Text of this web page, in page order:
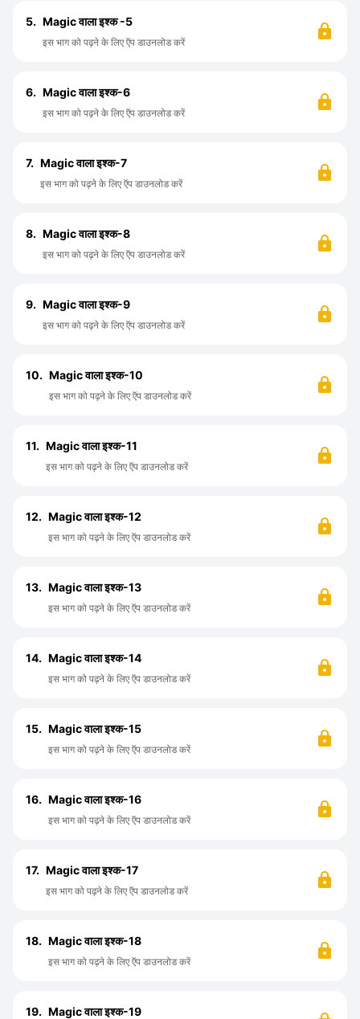
5. Magic वाला इश्क -5
इस भाग को पढ़ने के लिए ऍप डाउनलोड करें
6. Magic वाला इश्क-6
इस भाग को पढ़ने के लिए ऍप डाउनलोड करें
7. Magic वाला इश्क-7
इस भाग को पढ़ने के लिए ऍप डाउनलोड करें
8. Magic वाला इश्क-8
इस भाग को पढ़ने के लिए ऍप डाउनलोड करें
9. Magic वाला इश्क-9
इस भाग को पढ़ने के लिए ऍप डाउनलोड करें
10. Magic वाला इश्क-10
इस भाग को पढ़ने के लिए ऍप डाउनलोड करें
11. Magic वाला इश्क-11
इस भाग को पढ़ने के लिए ऍप डाउनलोड करें
12. Magic वाला इश्क-12
इस भाग को पढ़ने के लिए ऍप डाउनलोड करें
13. Magic वाला इश्क-13
इस भाग को पढ़ने के लिए ऍप डाउनलोड करें
14. Magic वाला इश्क-14
इस भाग को पढ़ने के लिए ऍप डाउनलोड करें
15. Magic वाला इश्क-15
इस भाग को पढ़ने के लिए ऍप डाउनलोड करें
16. Magic वाला इश्क-16
इस भाग को पढ़ने के लिए ऍप डाउनलोड करें
17. Magic वाला इश्क-17
इस भाग को पढ़ने के लिए ऍप डाउनलोड करें
18. Magic वाला इश्क-18
इस भाग को पढ़ने के लिए ऍप डाउनलोड करें
19. Magic वाला इश्क-19